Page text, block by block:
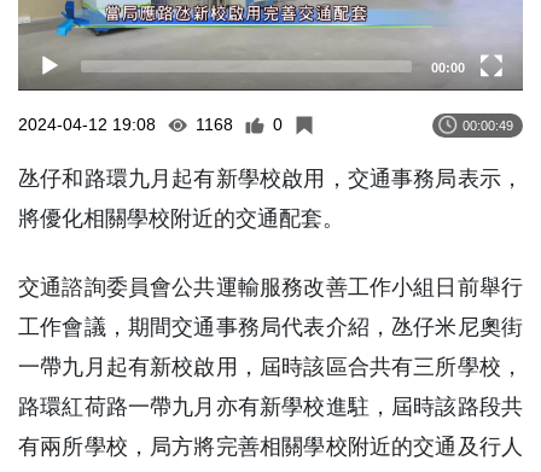
00:00
2024-04-12 19:08 1168 0 00:00:49
氹仔和路環九月起有新學校啟用，交通事務局表示，
將優化相關學校附近的交通配套。
交通諮詢委員會公共運輸服務改善工作小組日前舉行
工作會議，期間交通事務局代表介紹，氹仔米尼奧街
一帶九月起有新校啟用，屆時該區合共有三所學校，
路環紅荷路一帶九月亦有新學校進駐，屆時該路段共
有兩所學校，局方將完善相關學校附近的交通及行人